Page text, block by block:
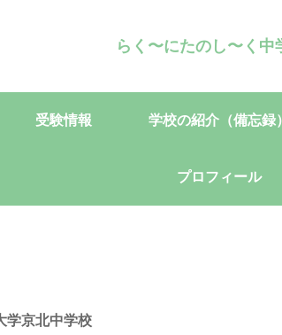
らく〜にたのし〜く中
受験情報 学校の紹介（備忘録）
プロフィール
学京北中学校